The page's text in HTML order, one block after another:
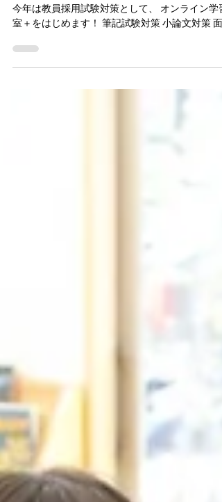
『オンライン学習室＋』はじめま
す！！
皆さん、こんにちは！ E-Communityの中野です。
今年は教員採用試験対策として、 オンライン学習
対策を一気に行います！ 教員採用試験対策をはじ